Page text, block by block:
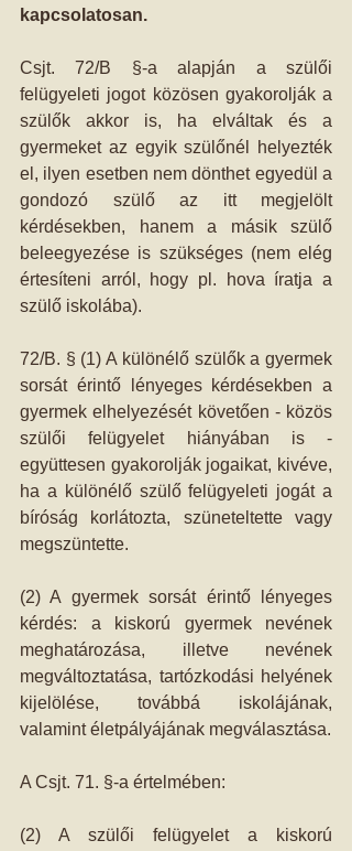
kapcsolatosan.
Csjt. 72/B §-a alapján a szülői
felügyeleti jogot közösen gyakorolják a
szülők akkor is, ha elváltak és a
gyermeket az egyik szülőnél helyezték
el, ilyen esetben nem dönthet egyedül a
gondozó szülő az itt megjelölt
kérdésekben, hanem a másik szülő
beleegyezése is szükséges (nem elég
értesíteni arról, hogy pl. hova íratja a
szülő iskolába).
72/B. § (1) A különélő szülők a gyermek
sorsát érintő lényeges kérdésekben a
gyermek elhelyezését követően - közös
szülői felügyelet hiányában is -
együttesen gyakorolják jogaikat, kivéve,
ha a különélő szülő felügyeleti jogát a
bíróság korlátozta, szüneteltette vagy
megszüntette.
(2) A gyermek sorsát érintő lényeges
kérdés: a kiskorú gyermek nevének
meghatározása, illetve nevének
megváltoztatása, tartózkodási helyének
kijelölése, továbbá iskolájának,
A Csjt. 71. §-a értelmében:
(2) A szülői felügyelet a kiskorú